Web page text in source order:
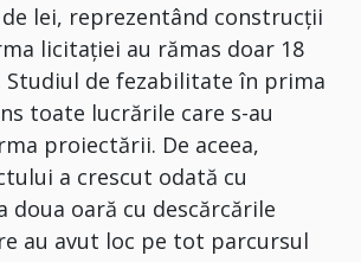
lei, reprezentând construcții
licitației au rămas doar 18
Studiul de fezabilitate în prima
toate lucrările care s-au
proiectării. De aceea,
a crescut odată cu
doua oară cu descărcările
au avut loc pe tot parcursul